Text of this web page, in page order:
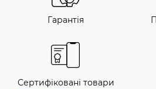
Гарантія
Сертифіковані товари